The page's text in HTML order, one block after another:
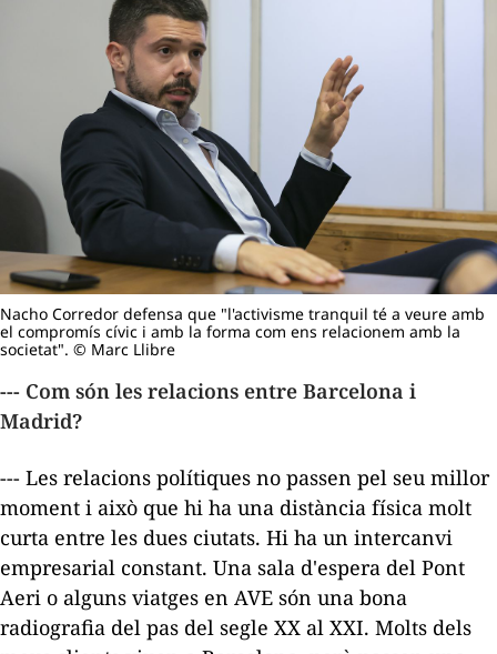
Nacho Corredor defensa que "l'activisme tranquil té a veure amb
el compromís cívic i amb la forma com ens relacionem amb la
societat". © Marc Llibre
--- Com són les relacions entre Barcelona i
Madrid?
--- Les relacions polítiques no passen pel seu millor
moment i això que hi ha una distància física molt
curta entre les dues ciutats. Hi ha un intercanvi
empresarial constant. Una sala d'espera del Pont
Aeri o alguns viatges en AVE són una bona
radiografia del pas del segle XX al XXI. Molts dels